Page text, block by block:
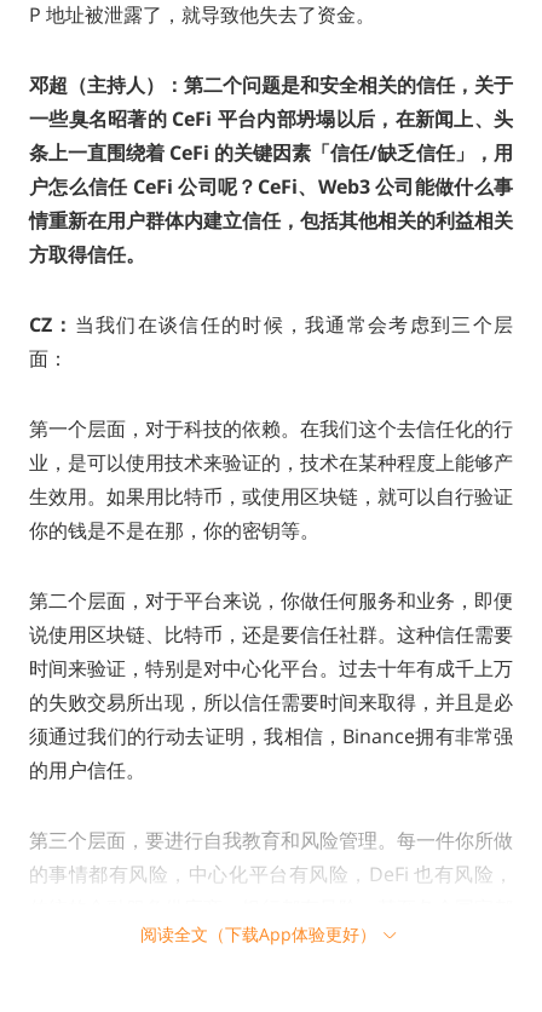
P 地址被泄露了，就导致他失去了资金。
邓超（主持人）：第二个问题是和安全相关的信任，关于
一些臭名昭著的 CeFi 平台内部坍塌以后，在新闻上、头
条上一直围绕着 CeFi 的关键因素「信任/缺乏信任」，用
户怎么信任 CeFi 公司呢？CeFi、Web3 公司能做什么事
情重新在用户群体内建立信任，包括其他相关的利益相关
方取得信任。
CZ： 当我们在谈信任的时候，我通常会考虑到三个层
面：
第一个层面，对于科技的依赖。在我们这个去信任化的行
业，是可以使用技术来验证的，技术在某种程度上能够产
生效用。如果用比特币，或使用区块链，就可以自行验证
你的钱是不是在那，你的密钥等。
第二个层面，对于平台来说，你做任何服务和业务，即便
说使用区块链、比特币，还是要信任社群。这种信任需要
时间来验证，特别是对中心化平台。过去十年有成千上万
的失败交易所出现，所以信任需要时间来取得，并且是必
须通过我们的行动去证明，我相信，Binance拥有非常强
的用户信任。
第三个层面，要进行自我教育和风险管理。每一件你所做
的事情都有风险，中心化平台有风险，DeFi 也有风险，
有风险，你只需要学习风险的管理就好了。非常重要的
阅读全文（下载App体验更好）